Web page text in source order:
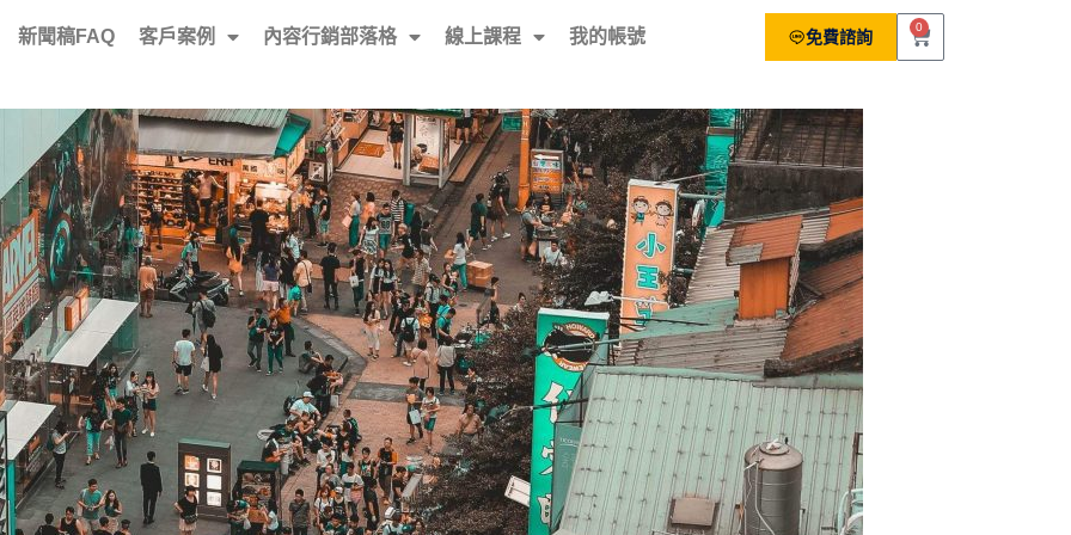
新聞稿FAQ 客戶案例 內容行銷部落格 線上課程 我的帳號 免費諮詢
0